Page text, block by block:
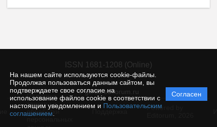
На нашем сайте используются cookie-файлы.
Продолжая пользоваться данным сайтом, вы
подтверждаете свое согласие на
использование файлов cookie в соответствии с
настоящим уведомлением и Пользовательским
соглашением
Согласен
ISSN 1681-1208 (Online)
© gcras.editorum.ru
Политика
защиты и
обработки
Powered by